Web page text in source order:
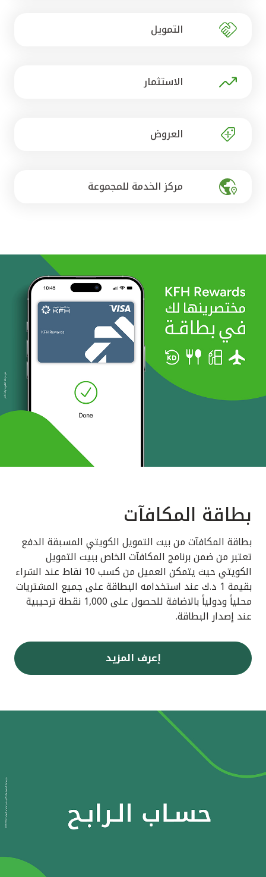
مصر
التمويل
الاستثمار
العروض
مركز الخدمة للمجموعة
بطاقة المكافآت
بطاقة المكافآت من بيت التمويل الكويتي المسبقة الدفع
تعتبر من ضمن برنامج المكافآت الخاص ببيت التمويل
الكويتي حيث يتمكن العميل من كسب 10 نقاط عند الشراء
بقيمة 1 د.ك عند استخدامه البطاقة على جميع المشتريات
محلياً ودولياً بالاضافة للحصول على 1,000 نقطة ترحيبية
عند إصدار البطاقة.
إعرف المزيد